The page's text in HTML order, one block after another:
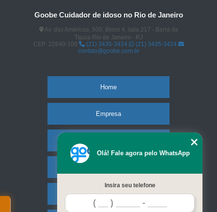
Goobe Cuidador de idoso no Rio de Janeiro
Av. das Américas, 500, Bloco 4, sala 217 - Barra da
Tijuca Rio de Janeiro - RJ
CEP: 22640-100
(21) 3435-3424
(21) 3435-3424
contato@goobe.com.br
Home
Empresa
Contato
Olá! Fale agora pelo WhatsApp
Insira seu telefone